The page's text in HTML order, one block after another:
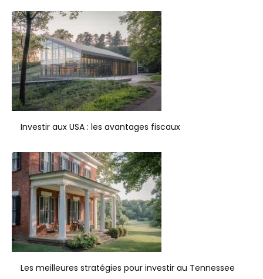
Investir aux USA : les avantages fiscaux
Les meilleures stratégies pour investir au Tennessee